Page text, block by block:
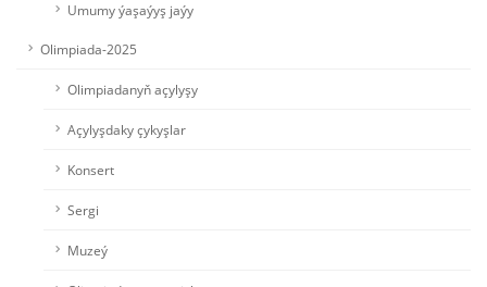
Umumy ýaşaýyş jaýy
Olimpiada-2025
Olimpiadanyň açylyşy
Açylyşdaky çykyşlar
Konsert
Sergi
Muzeý